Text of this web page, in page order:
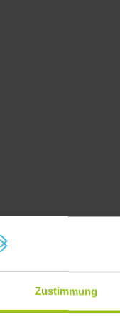
Zustimmung